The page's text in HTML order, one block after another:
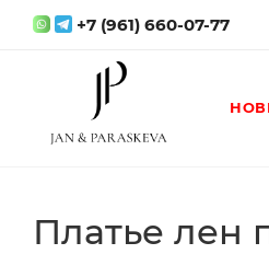
+7 (961) 660-07-77
Платье лен